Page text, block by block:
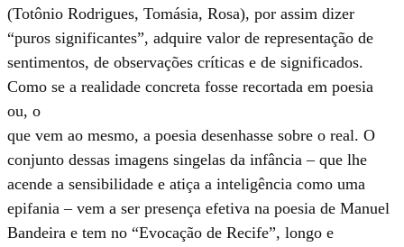
(Totônio Rodrigues, Tomásia, Rosa), por assim dizer
“puros significantes”, adquire valor de representação de
sentimentos, de observações críticas e de significados.
Como se a realidade concreta fosse recortada em poesia
ou, o
que vem ao mesmo, a poesia desenhasse sobre o real. O
conjunto dessas imagens singelas da infância – que lhe
acende a sensibilidade e atiça a inteligência como uma
epifania – vem a ser presença efetiva na poesia de Manuel
Bandeira e tem no “Evocação de Recife”, longo e